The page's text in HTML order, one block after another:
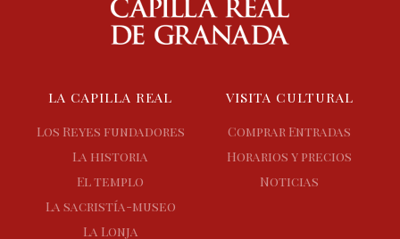
LA CAPILLA REAL
Los Reyes fundadores
La historia
El templo
La sacristía-museo
La Lonja
VISITA CULTURAL
Comprar Entradas
Horarios y precios
Noticias